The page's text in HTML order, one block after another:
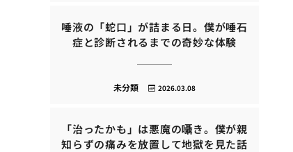
唾液の「蛇口」が詰まる日。僕が唾石
症と診断されるまでの奇妙な体験
2026.03.08
未分類
「治ったかも」は悪魔の囁き。僕が親
知らずの痛みを放置して地獄を見た話